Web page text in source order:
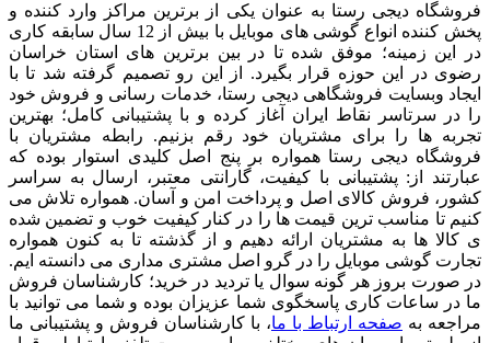
فروشگاه دیجی رستا به عنوان یکی از برترین مراکز وارد کننده و
پخش کننده انواع گوشی های موبایل با بیش از 12 سال سابقه کاری
در این زمینه؛ موفق شده تا در بین برترین های استان خراسان
رضوی در این حوزه قرار بگیرد. از این رو تصمیم گرفته شد تا با
ایجاد وبسایت فروشگاهی دیجی رستا، خدمات رسانی و فروش خود
را در سرتاسر نقاط ایران آغاز کرده و با پشتیبانی کامل؛ بهترین
تجربه ها را برای مشتریان خود رقم بزنیم. رابطه مشتریان با
فروشگاه دیجی رستا همواره بر پنج اصل کلیدی استوار بوده که
عبارتند از: پشتیبانی با کیفیت، گارانتی معتبر، ارسال به سراسر
کشور، فروش کالای اصل و پرداخت امن و آسان. همواره تلاش می
کنیم تا مناسب ترین قیمت ها را در کنار کیفیت خوب و تضمین شده
ی کالا ها به مشتریان ارائه دهیم و از گذشته تا به کنون همواره
تجارت گوشی موبایل را در گرو اصل مشتری مداری می دانسته ایم.
در صورت بروز هر گونه سوال یا تردید در خرید؛ کارشناسان فروش
ما در ساعات کاری پاسخگوی شما عزیزان بوده و شما می توانید با
مراجعه به صفحه ارتباط با ما، با کارشناسان فروش و پشتیبانی ما